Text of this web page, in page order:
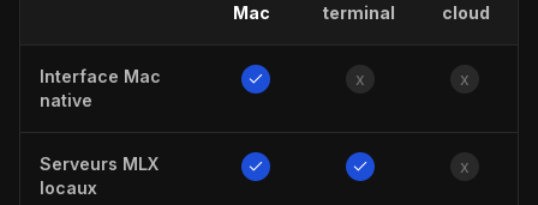
Mac
terminal
cloud
Interface Mac
native
x x
Serveurs MLX
locaux
x